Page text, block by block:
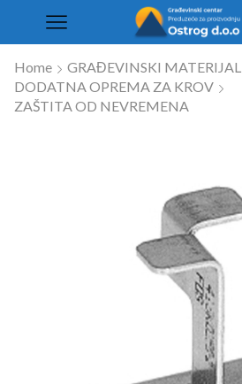
Home GRAĐEVINSKI MATERIJAL
DODATNA OPREMA ZA KROV
ZAŠTITA OD NEVREMENA